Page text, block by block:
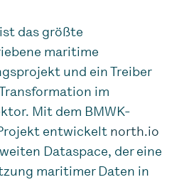
ist das größte
maritime
und ein Treiber
im
Mit dem BMWK-
entwickelt north.io
Dataspace, der eine
maritimer Daten in